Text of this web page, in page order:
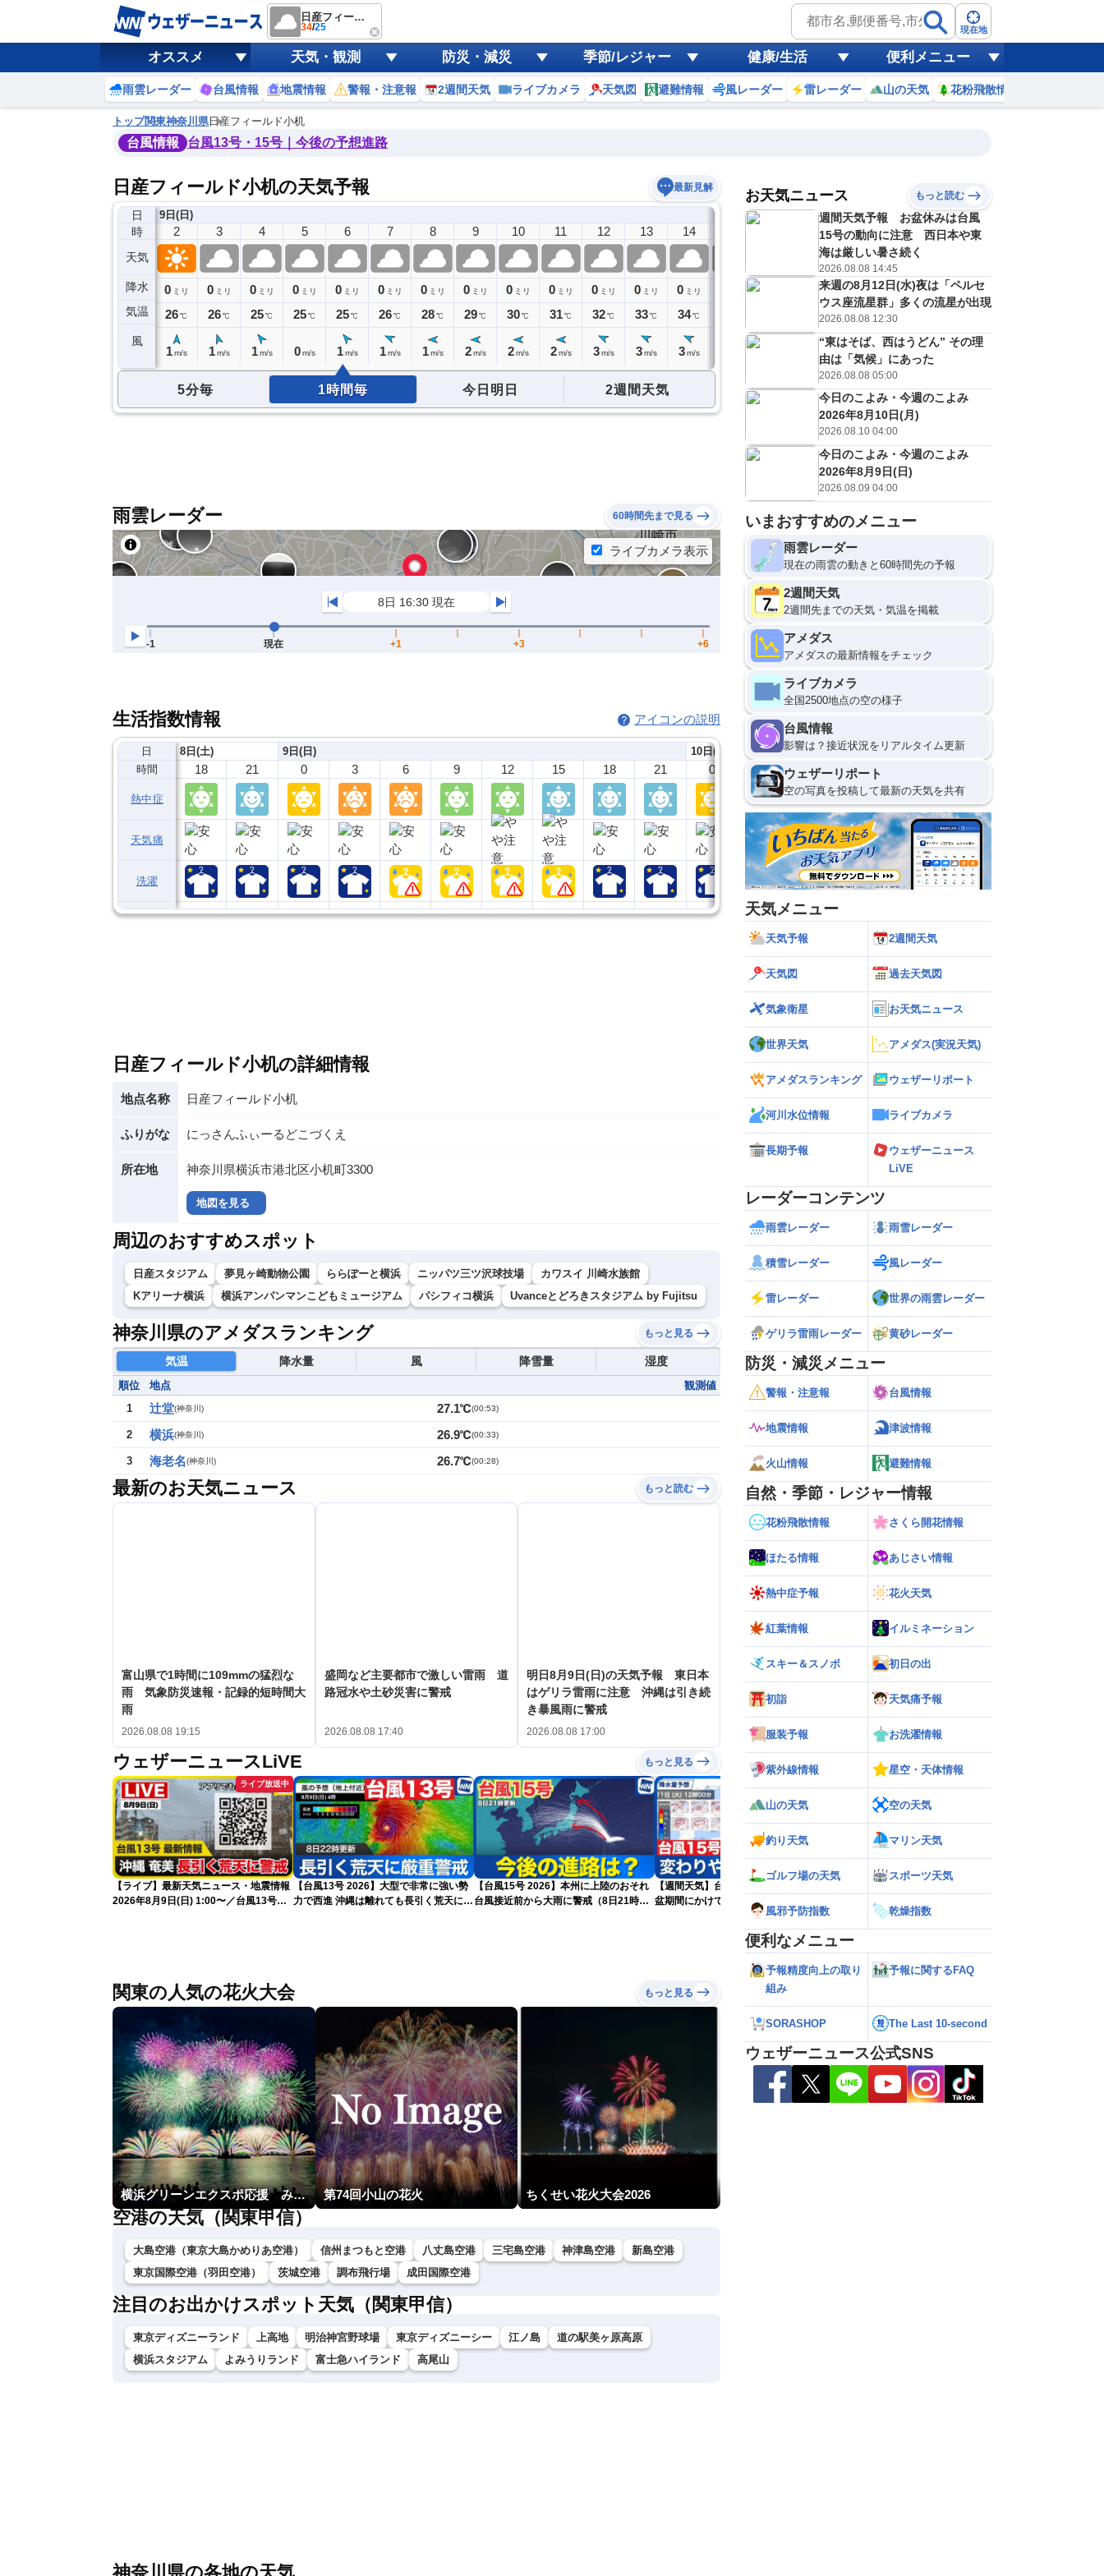
日産フィールド小机
34/25 現在地
オススメ 天気・観測 防災・減災 季節/レジャー 健康/生活 便利メニュー
雨雲レーダー 台風情報 地震情報 警報・注意報 2週間天気 ライブカメラ 天気図 避難情報 風レーダー 雷レーダー 山の天気 花粉飛散情報
トップ関東神奈川県日産フィールド小机
台風情報 台風13号・15号｜今後の予想進路
日産フィールド小机の天気予報 最新見解
日
時
天気
降水
気温
風
9日(日)
1
0ミリ
27℃
2
0 ミリ
26℃
1 m/s
3
0 ミリ
26℃
1 m/s
4
0 ミリ
25℃
1 m/s
5
0 ミリ
25℃
0 m/s
6
0 ミリ
25℃
1 m/s
7
0 ミリ
26℃
1 m/s
8
0 ミリ
28℃
1 m/s
9
0 ミリ
29℃
2 m/s
10
0 ミリ
30℃
2 m/s
11
0 ミリ
31℃
2 m/s
12
0 ミリ
32℃
3 m/s
13
0 ミリ
33℃
3 m/s
14
0 ミリ
34℃
3 m/s
17
ミリ
℃
m/s
18
0ミリ
29 ℃
3m/s
19
0ミリ
28
2 m/s
20
0
2
21
0ミリ
2
5分毎 1時間毎 今日明日 2週間天気
雨雲レーダー 60時間先まで見る
生活指数情報 アイコンの説明
日
時間
熱中症
天気痛
洗濯
8日(土)
18 21
9日(日)
0 3 6 9 12 15 18 21
10日(月)
0
日産フィールド小机の詳細情報
地点名称 日産フィールド小机
ふりがな にっさんふぃーるどこづくえ
所在地 神奈川県横浜市港北区小机町3300
地図を見る
周辺のおすすめスポット
日産スタジアム 夢見ヶ崎動物公園 ららぽーと横浜 ニッパツ三ツ沢球技場
カワスイ 川崎水族館
Kアリーナ横浜
横浜アンパンマンこどもミュージアム パシフィコ横浜 Uvanceとどろきスタジアム by Fujitsu
神奈川県のアメダスランキング もっと見る
気温 降水量 風 降雪量 湿度
順位 地点
観測値
1
辻堂(神奈川 ) 27.1℃(00:53)
2 横浜(神奈川 ) 26.9℃(00:33)
3 海老名(神奈川 ) 26.7℃(00:28)
最新のお天気ニュース もっと読む
富山県で1時間に109mmの猛烈な
雨 気象防災速報・記録的短時間大
雨
2026.08.08 19:15
盛岡など主要都市で激しい雷雨 道
路冠水や土砂災害に警戒
2026.08.08 17:40
明日8月9日(日)の天気予報 東日本
はゲリラ雷雨に注意 沖縄は引き続
き暴風雨に警戒
2026.08.08 17:00
ウェザーニュースLiVE もっと見る
ライブ放送中
【ライブ】最新天気ニュース・地震情報
2026年8月9日(日) 1:00〜／台風13号・
【台風13号 2026】大型で非常に強い勢
力で西進 沖縄は離れても長引く荒天に厳
【台風15号 2026】本州に上陸のおそれ
台風接近前から大雨に警戒（8日21時更
【週間天気】台風15号の動向に注目 お
盆期間にかけて全国的に変わりやすい天
【ゲリラ雷雨警戒】あす9日(日)も東北や
東日本で激しい雷雨のおそれ 午前中から
雨雲急発達の危険も
関東の人気の花火大会 もっと見る
横浜グリーンエクスポ応援 みなとみらいフェスティバル「スカイシンフォニーinヨコハマ presented byコロワイド」 第74回小山の花火 ちくせい花火大会2026
空港の天気（関東甲信）
大島空港（東京大島かめりあ空港） 信州まつもと空港 八丈島空港 三宅島空港 神津島空港
新島空港
東京国際空港（羽田空港）
茨城空港 調布飛行場 成田国際空港
注目のお出かけスポット天気（関東甲信）
東京ディズニーランド 上高地 明治神宮野球場 東京ディズニーシー 江ノ島
道の駅美ヶ原高原
横浜スタジアム
よみうりランド 富士急ハイランド 高尾山
お天気ニュース もっと読む
週間天気予報 お盆休みは台風
15号の動向に注意 西日本や東
海は厳しい暑さ続く
2026.08.08 14:45
来週の8月12日(水)夜は「ペルセ
ウス座流星群」多くの流星が出現
2026.08.08 12:30
“東はそば、西はうどん” その理
由は「気候」にあった
2026.08.08 05:00
今日のこよみ・今週のこよみ
2026年8月10日(月)
2026.08.10 04:00
今日のこよみ・今週のこよみ
2026年8月9日(日)
2026.08.09 04:00
いまおすすめのメニュー
雨雲レーダー
現在の雨雲の動きと60時間先の予報
2週間天気
2週間先までの天気・気温を掲載
アメダス
アメダスの最新情報をチェック
ライブカメラ
全国2500地点の空の様子
台風情報
影響は？接近状況をリアルタイム更新
ウェザーリポート
空の写真を投稿して最新の天気を共有
天気メニュー
天気予報 2週間天気
天気図 過去天気図
気象衛星 お天気ニュース
世界天気 アメダス(実況天気)
アメダスランキング ウェザーリポート
河川水位情報 ライブカメラ
長期予報
ウェザーニュース
LiVE
レーダーコンテンツ
雨雲レーダー 雨雪レーダー
積雪レーダー 風レーダー
雷レーダー 世界の雨雲レーダー
ゲリラ雷雨レーダー 黄砂レーダー
防災・減災メニュー
警報・注意報 台風情報
地震情報 津波情報
火山情報 避難情報
自然・季節・レジャー情報
花粉飛散情報 さくら開花情報
ほたる情報 あじさい情報
熱中症予報 花火天気
紅葉情報 イルミネーション
スキー＆スノボ 初日の出
初詣 天気痛予報
服装予報 お洗濯情報
紫外線情報 星空・天体情報
山の天気 空の天気
釣り天気 マリン天気
ゴルフ場の天気 スポーツ天気
風邪予防指数 乾燥指数
便利なメニュー
予報精度向上の取り
組み
予報に関するFAQ
SORASHOP The Last 10-second
ウェザーニュース公式SNS